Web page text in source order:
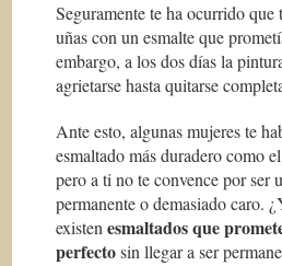
Seguramente te ha ocurrido que
uñas con un esmalte que
embargo, a los dos días la
agrietarse hasta quitarse
Ante esto, algunas mujeres te
esmaltado más duradero como
pero a ti no te convence por ser
permanente o demasiado caro.
existenesmaltados que
perfectosin llegar a ser